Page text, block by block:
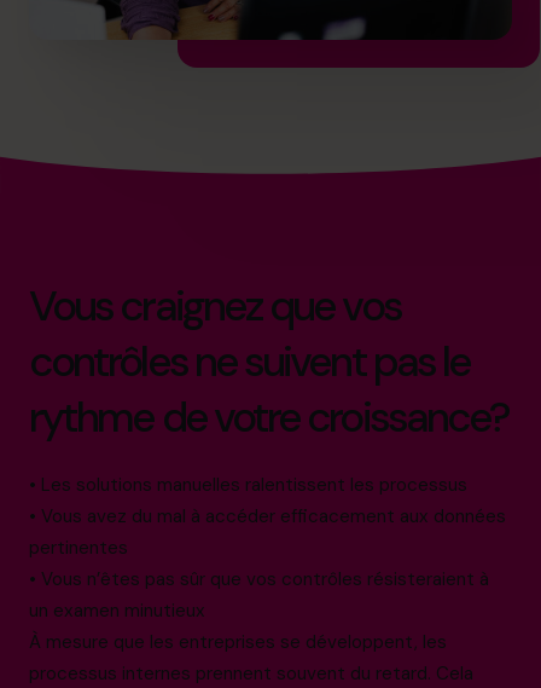
Vous craignez que vos
contrôles ne suivent pas le
rythme de votre croissance?
• Les solutions manuelles ralentissent les processus
• Vous avez du mal à accéder efficacement aux données
pertinentes
• Vous n’êtes pas sûr que vos contrôles résisteraient à
un examen minutieux
À mesure que les entreprises se développent, les
processus internes prennent souvent du retard. Cela